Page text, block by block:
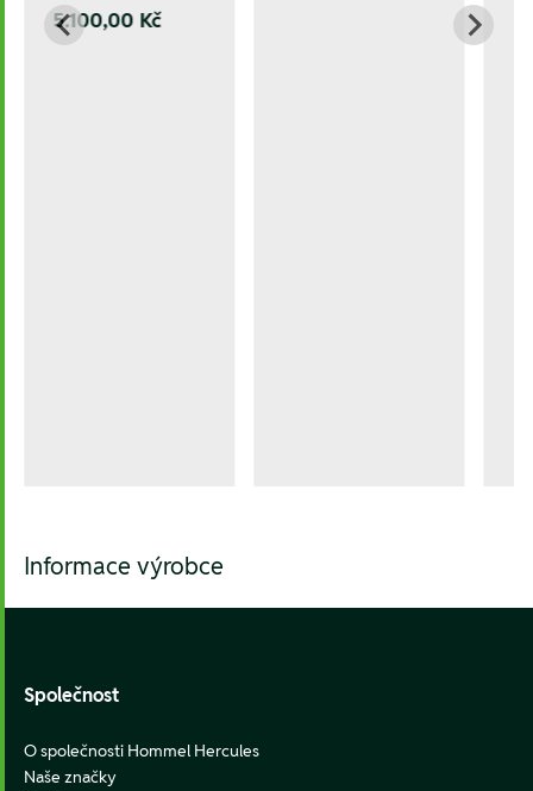
5.100,00 Kč
Informace výrobce
Společnost
O společnosti Hommel Hercules
Naše značky